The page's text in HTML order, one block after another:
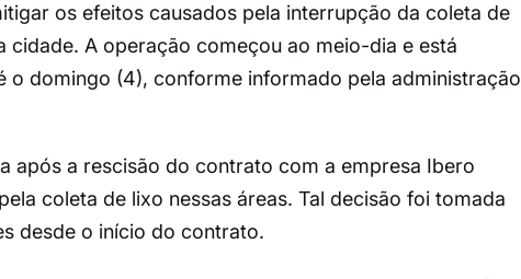
os efeitos causados pela interrupção da coleta de
cidade. A operação começou ao meio-dia e está
o domingo (4), conforme informado pela administração
após a rescisão do contrato com a empresa Ibero
coleta de lixo nessas áreas. Tal decisão foi tomada
desde o início do contrato.